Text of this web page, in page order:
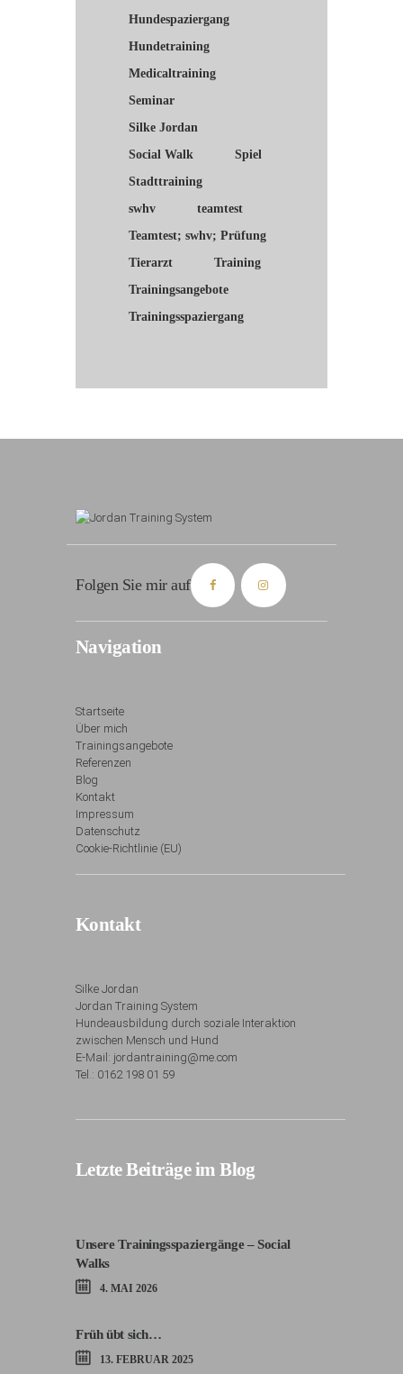
Hundespaziergang
Hundetraining
Medicaltraining
Seminar
Silke Jordan
Social Walk
Spiel
Stadttraining
swhv
teamtest
Teamtest; swhv; Prüfung
Tierarzt
Training
Trainingsangebote
Trainingsspaziergang
Folgen Sie mir auf
Navigation
Startseite
Über mich
Trainingsangebote
Referenzen
Blog
Kontakt
Impressum
Datenschutz
Cookie-Richtlinie (EU)
Kontakt
Silke Jordan
Jordan Training System
Hundeausbildung durch soziale Interaktion
zwischen Mensch und Hund
E-Mail: jordantraining@me.com
Tel.: 0162 198 01 59
Letzte Beiträge im Blog
Unsere Trainingsspaziergänge – Social
Walks
4. MAI 2026
Früh übt sich…
13. FEBRUAR 2025